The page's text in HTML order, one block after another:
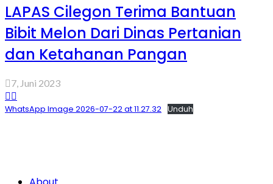
LAPAS Cilegon Terima Bantuan
Bibit Melon Dari Dinas Pertanian
dan Ketahanan Pangan
7, Juni 2023
WhatsApp Image 2026-07-22 at 11.27.32 Unduh